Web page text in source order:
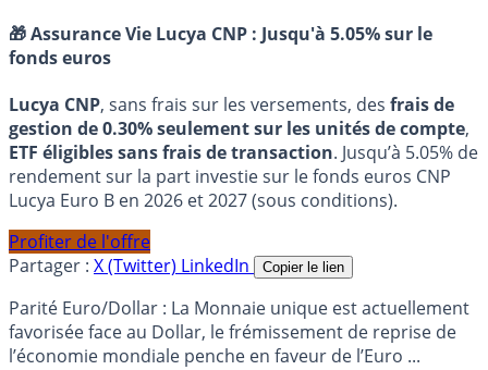
🎁 Assurance Vie Lucya CNP : Jusqu'à 5.05% sur le
fonds euros
Lucya CNP, sans frais sur les versements, des frais de
gestion de 0.30% seulement sur les unités de compte,
ETF éligibles sans frais de transaction. Jusqu’à 5.05% de
rendement sur la part investie sur le fonds euros CNP
Lucya Euro B en 2026 et 2027 (sous conditions).
Profiter de l'offre
Partager : X (Twitter) LinkedIn Copier le lien
Parité Euro/Dollar : La Monnaie unique est actuellement
favorisée face au Dollar, le frémissement de reprise de
l’économie mondiale penche en faveur de l’Euro ...